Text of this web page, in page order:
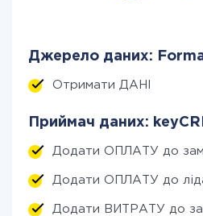
Джерело даних:
Отримати ДАНІ
Приймач даних:
Додати ОПЛАТУ до
Додати ОПЛАТУ до
Додати ВИТРАТУ до